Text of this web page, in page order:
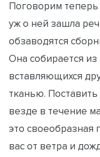
Поговорим теперь
уж о ней зашла
обзаводятся
Она собирается из
вставляющихся
тканью.
везде в течение
это своеобразная
вас от ветра и